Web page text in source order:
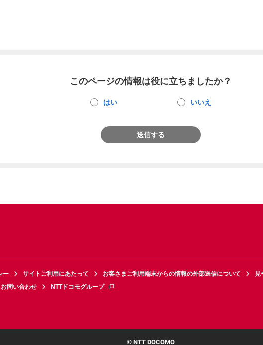
このページの情報は役に立ちましたか？
はい いいえ
送信する
ー サイトご利用にあたって お客さまご利用端末からの情報の外部送信について
見
お問い合わせ NTTドコモグループ
© NTT DOCOMO